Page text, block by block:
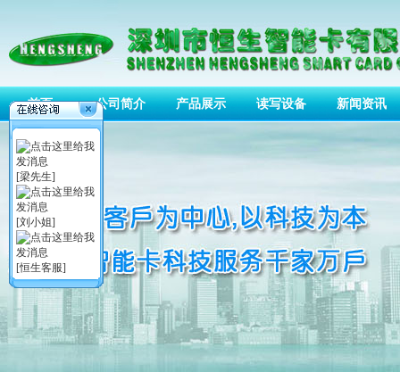
首页 公司简介 产品展示 读写设备 新闻资讯
接触式IC简介 (2013-10-31)
非接触式IC卡简介
(2013-10-31)
磁卡简介 (2013-10-31)
非接触式ID卡 (2013-10-31)
(2013-10-31)
[梁先生]
[刘小姐]
[恒生客服]